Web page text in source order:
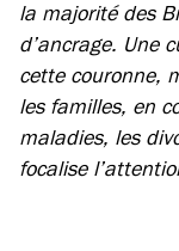
la majorité des
d’ancrage. Une
cette couronne,
les familles, en
maladies, les
focalise